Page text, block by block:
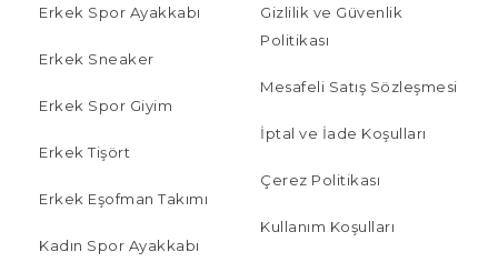
Erkek Spor Ayakkabı
Erkek Sneaker
Erkek Spor Giyim
Erkek Tişört
Erkek Eşofman Takımı
Kadın Spor Ayakkabı
Gizlilik ve Güvenlik
Politikası
Mesafeli Satış Sözleşmesi
İptal ve İade Koşulları
Çerez Politikası
Kullanım Koşulları